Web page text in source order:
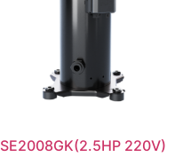
SE2008GK(2.5HP 220V)